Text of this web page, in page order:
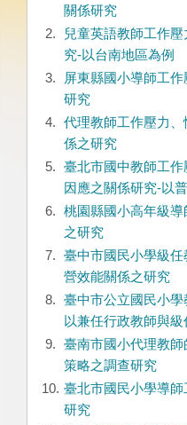
關係研究
2.
兒童英語教師工作
究-以台南地區為例
3.
屏東縣國小導師工
研究
4.
代理教師工作壓力
係之研究
5.
臺北市國中教師工
因應之關係研究-以
6.
桃園縣國小高年級
之研究
7.
臺中市國民小學級
營效能關係之研究
8.
臺中市公立國民小學
以兼任行政教師與級
9.
臺南市國小代理教
策略之調查研究
10. 臺北市國民小學導
研究